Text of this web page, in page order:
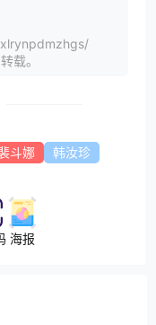
载。
斗娜
韩汝珍
海报